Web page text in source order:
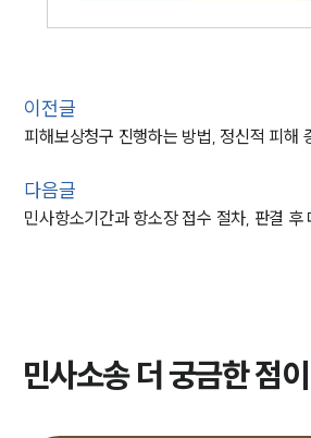
이전글
다음글
민사항소기간과 항소장 접수 절차, 판결 후
민사소송 더 궁금한 점